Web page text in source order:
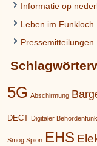
Informatie op
Leben im Funkloch
Pressemitteilungen
5G Abschirmung
DECT Digitaler Behördenfunk
Smog Spion EHS